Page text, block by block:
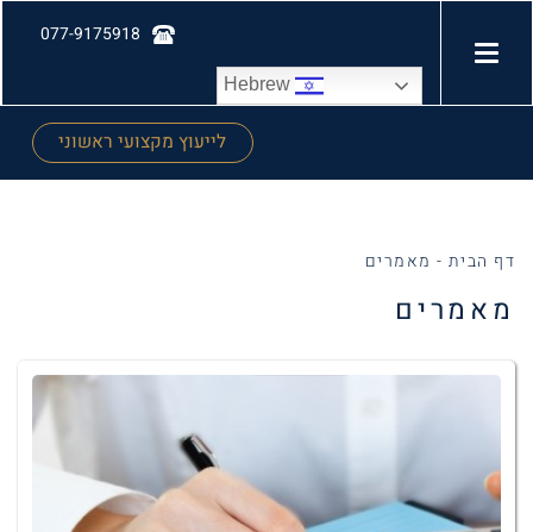
077-9175918
Hebrew
לייעוץ מקצועי ראשוני
דף הבית - מאמרים
מאמרים